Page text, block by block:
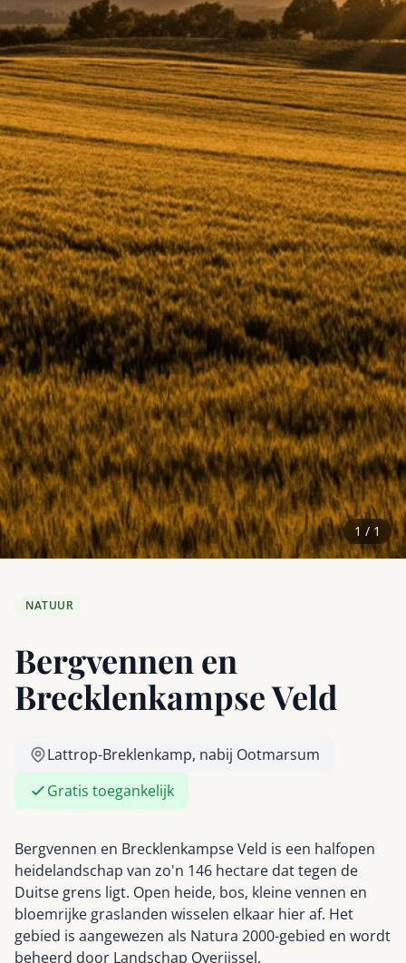
1 / 1
NATUUR
Bergvennen en
Brecklenkampse Veld
Lattrop-Breklenkamp, nabij Ootmarsum
Gratis toegankelijk
Bergvennen en Brecklenkampse Veld is een halfopen
heidelandschap van zo'n 146 hectare dat tegen de
Duitse grens ligt. Open heide, bos, kleine vennen en
bloemrijke graslanden wisselen elkaar hier af. Het
gebied is aangewezen als Natura 2000-gebied en wordt
beheerd door Landschap Overijssel.